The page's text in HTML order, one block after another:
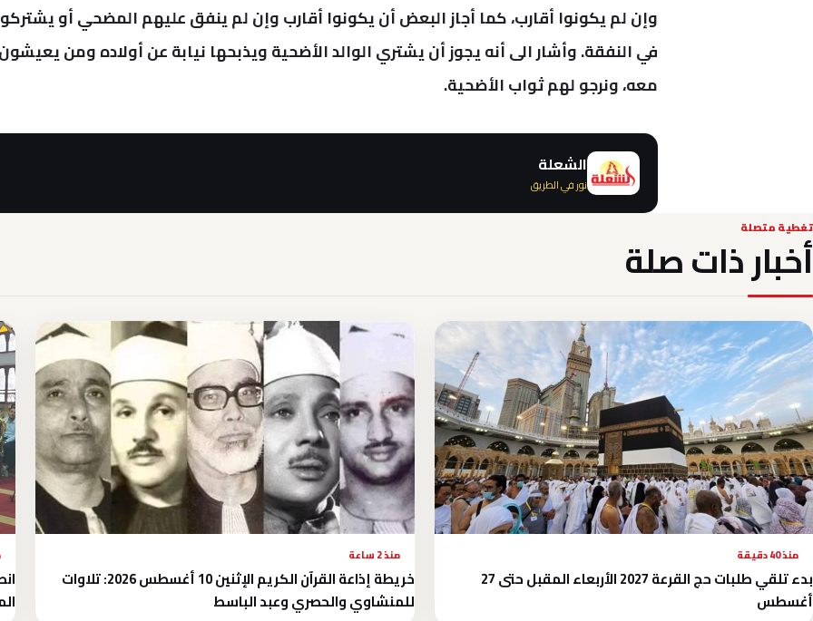
وإن لم يكونوا أقارب، كما أجاز البعض أن يكونوا أقارب وإن لم ينفق عليهم المضحي أو
في النفقة.وأشار الى أنه يجوز أن يشتري الوالد الأضحية ويذبحها نيابة عن أولاده ومن يعيشون
معه، ونرجو لهم ثواب الأضحية.
الشعلة
نور في الطريق
تغطية متصلة
أخبار ذات صلة
منذ 40 دقيقة
بدء تلقي طلبات حج القرعة 2027 الأربعاء المقبل حتى 27
أغسطس
منذ 2 ساعة
خريطة إذاعة القرآن الكريم الإثنين 10 أغسطس 2026: تلاوات
للمنشاوي والحصري وعبد الباسط